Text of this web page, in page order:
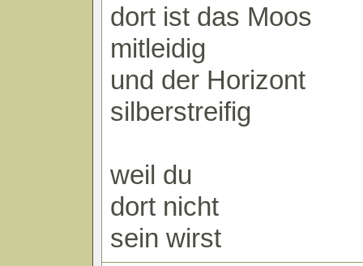
dort ist das Moos
mitleidig
und der Horizont
silberstreifig
weil du
dort nicht
sein wirst